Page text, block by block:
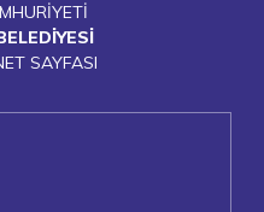
SAYFASI